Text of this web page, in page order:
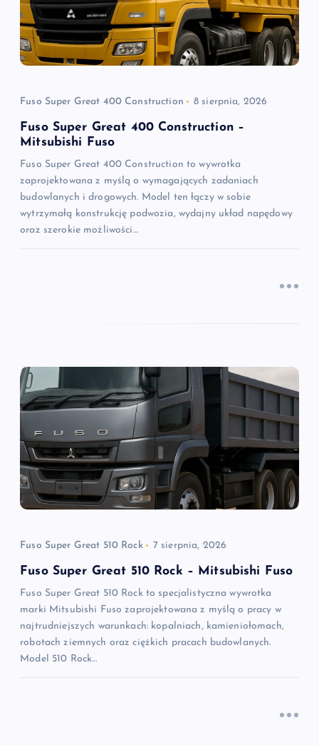
a
w
p
s
u
Fuso Super Great 400 Construction 8 sierpnia, 2026
Fuso Super Great 400 Construction –
Mitsubishi Fuso
Fuso Super Great 400 Construction to wywrotka
zaprojektowana z myślą o wymagających zadaniach
budowlanych i drogowych. Model ten łączy w sobie
wytrzymałą konstrukcję podwozia, wydajny układ napędowy
oraz szerokie możliwości…
Fuso Super Great 510 Rock 7 sierpnia, 2026
Fuso Super Great 510 Rock – Mitsubishi Fuso
Fuso Super Great 510 Rock to specjalistyczna wywrotka
marki Mitsubishi Fuso zaprojektowana z myślą o pracy w
najtrudniejszych warunkach: kopalniach, kamieniołomach,
robotach ziemnych oraz ciężkich pracach budowlanych.
Model 510 Rock…